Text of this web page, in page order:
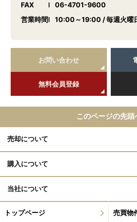
FAX
06-4701-9600
営業時間
10:00～19:00 / 毎週火曜
お問い合わせ
無料会員登録
このページの先頭
売却について
購入について
当社について
トップページ 売買物